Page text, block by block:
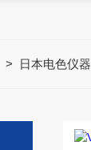
> 日本电色仪器